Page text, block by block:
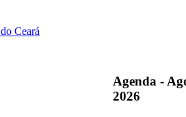
Ceará
Agenda -
2026